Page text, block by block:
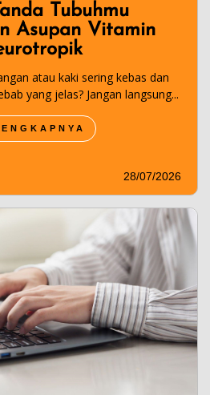
Tubuhmu
Asupan Vitamin
atau kaki sering kebas dan
yang jelas? Jangan langsung...
28/07/2026